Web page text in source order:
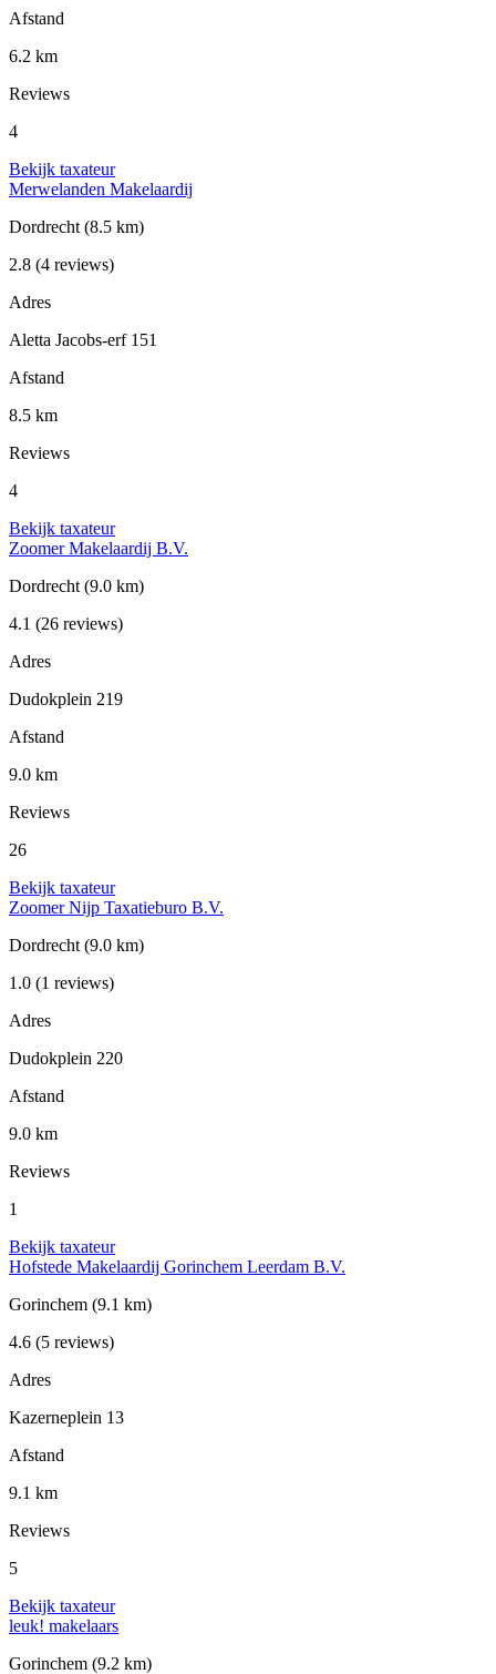
Afstand
6.2 km
Reviews
4
Bekijk taxateur
Merwelanden Makelaardij
Dordrecht (8.5 km)
2.8 (4 reviews)
Adres
Aletta Jacobs-erf 151
Afstand
8.5 km
Reviews
4
Bekijk taxateur
Zoomer Makelaardij B.V.
Dordrecht (9.0 km)
4.1 (26 reviews)
Adres
Dudokplein 219
Afstand
9.0 km
Reviews
26
Bekijk taxateur
Zoomer Nijp Taxatieburo B.V.
Dordrecht (9.0 km)
1.0 (1 reviews)
Adres
Dudokplein 220
Afstand
9.0 km
Reviews
1
Bekijk taxateur
Hofstede Makelaardij Gorinchem Leerdam B.V.
Gorinchem (9.1 km)
4.6 (5 reviews)
Adres
Kazerneplein 13
Afstand
9.1 km
Reviews
5
Bekijk taxateur
leuk! makelaars
Gorinchem (9.2 km)